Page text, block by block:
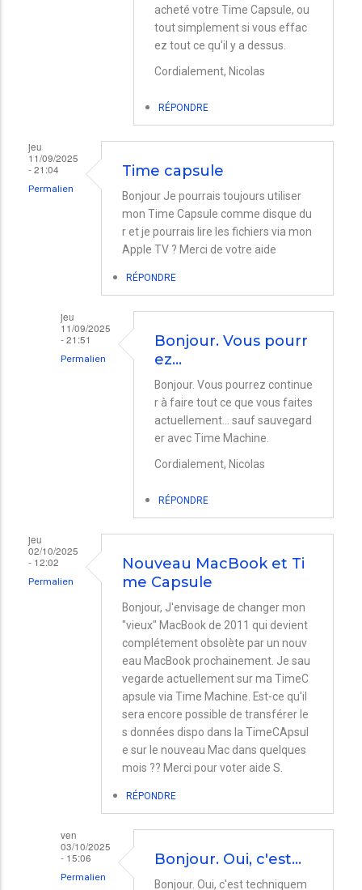
acheté votre Time Capsule, ou
tout simplement si vous effac
ez tout ce qu'il y a dessus.
Cordialement, Nicolas
RÉPONDRE
jeu
11/09/2025
- 21:04
Permalien
Time capsule
Bonjour Je pourrais toujours utiliser
mon Time Capsule comme disque du
r et je pourrais lire les fichiers via mon
Apple TV ? Merci de votre aide
RÉPONDRE
jeu
11/09/2025
- 21:51
Permalien
Bonjour. Vous pourr
ez…
Bonjour. Vous pourrez continue
r à faire tout ce que vous faites
actuellement... sauf sauvegard
er avec Time Machine.
Cordialement, Nicolas
RÉPONDRE
jeu
02/10/2025
- 12:02
Permalien
Nouveau MacBook et Ti
me Capsule
Bonjour, J'envisage de changer mon
"vieux" MacBook de 2011 qui devient
complétement obsolète par un nouv
eau MacBook prochainement. Je sau
vegarde actuellement sur ma TimeC
apsule via Time Machine. Est-ce qu'il
sera encore possible de transférer le
s données dispo dans la TimeCApsul
e sur le nouveau Mac dans quelques
mois ?? Merci pour voter aide S.
RÉPONDRE
ven
03/10/2025
- 15:06
Permalien
Bonjour. Oui, c'est…
Bonjour. Oui, c'est techniquem